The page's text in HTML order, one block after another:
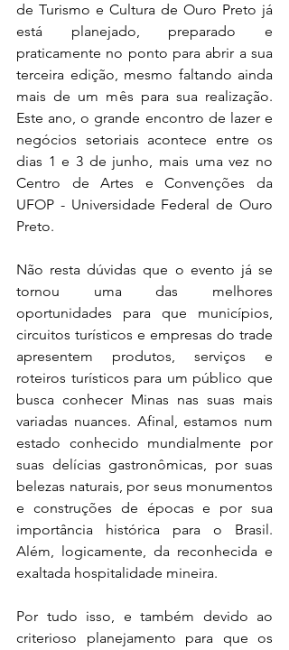
de Turismo e Cultura de Ouro Preto já
está planejado, preparado e
praticamente no ponto para abrir a sua
terceira edição, mesmo faltando ainda
mais de um mês para sua realização.
Este ano, o grande encontro de lazer e
negócios setoriais acontece entre os
dias 1 e 3 de junho, mais uma vez no
Centro de Artes e Convenções da
UFOP - Universidade Federal de Ouro
Preto.
Não resta dúvidas que o evento já se
tornou uma das melhores
oportunidades para que municípios,
circuitos turísticos e empresas do trade
apresentem produtos, serviços e
roteiros turísticos para um público que
busca conhecer Minas nas suas mais
variadas nuances. Afinal, estamos num
estado conhecido mundialmente por
suas delícias gastronômicas, por suas
belezas naturais, por seus monumentos
e construções de épocas e por sua
importância histórica para o Brasil.
Além, logicamente, da reconhecida e
exaltada hospitalidade mineira.
Por tudo isso, e também devido ao
criterioso planejamento para que os